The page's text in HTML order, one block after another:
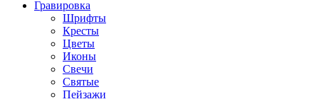
Гравировка
Шрифты
Кресты
Цветы
Иконы
Свечи
Святые
Пейзажи